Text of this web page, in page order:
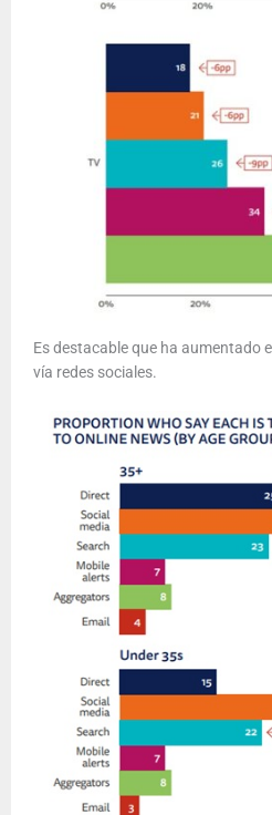
Es destacable que ha aumentado
vía redes sociales.